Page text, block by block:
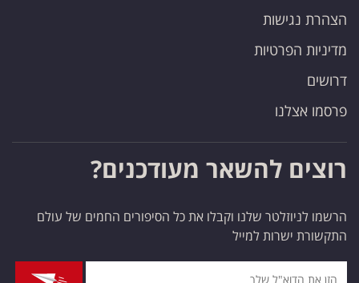
הצהרת נגישות
מדיניות הפרטיות
דרושים
פרסמו אצלנו
רוצים להשאר מעודכנים?
הרשמו לניוזלטר שלנו וקבלו את כל הסיפורים החמים של עולם
התקשורת ישרות למייל